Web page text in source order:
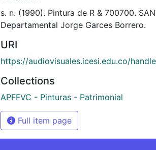
s. n. (1990). Pintura de R & 700700.
Departamental Jorge Garces Borrero.
URI
https://audiovisuales.icesi.edu.co/
Collections
APFFVC - Pinturas - Patrimonial
Full item page